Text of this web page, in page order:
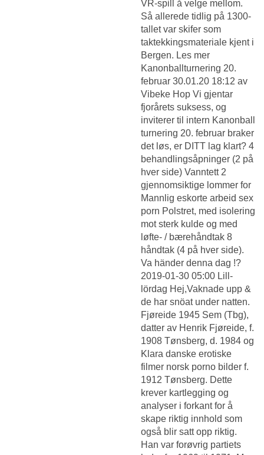
VR-spill å velge mellom.
Så allerede tidlig på 1300-
tallet var skifer som
taktekkingsmateriale kjent i
Bergen. Les mer
Kanonballturnering 20.
februar 30.01.20 18:12 av
Vibeke Hop Vi gjentar
fjorårets suksess, og
inviterer til intern Kanonball
turnering 20. februar braker
det løs, er DITT lag klart? 4
behandlingsåpninger (2 på
hver side) Vanntett 2
gjennomsiktige lommer for
Mannlig eskorte arbeid sex
porn Polstret, med isolering
mot sterk kulde og med
løfte- / bærehåndtak 8
håndtak (4 på hver side).
Va händer denna dag !?
2019-01-30 05:00 Lill-
lördag Hej,Vaknade upp &
de har snöat under natten.
Fjøreide 1945 Sem (Tbg),
datter av Henrik Fjøreide, f.
1908 Tønsberg, d. 1984 og
Klara danske erotiske
filmer norsk porno bilder f.
1912 Tønsberg. Dette
krever kartlegging og
analyser i forkant for å
skape riktig innhold som
også blir satt opp riktig.
Han var forøvrig partiets